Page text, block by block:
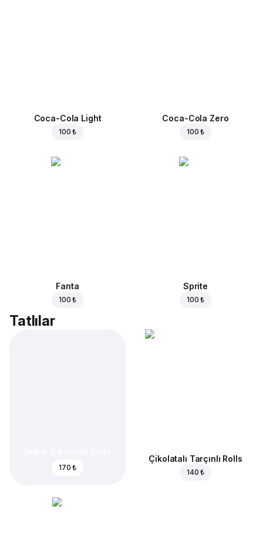
Coca-Cola Light
100 ₺
Coca-Cola Zero
100 ₺
Fanta
100 ₺
Sprite
100 ₺
Tatlılar
170 ₺
Çikolatalı Tarçınlı Rolls
140 ₺